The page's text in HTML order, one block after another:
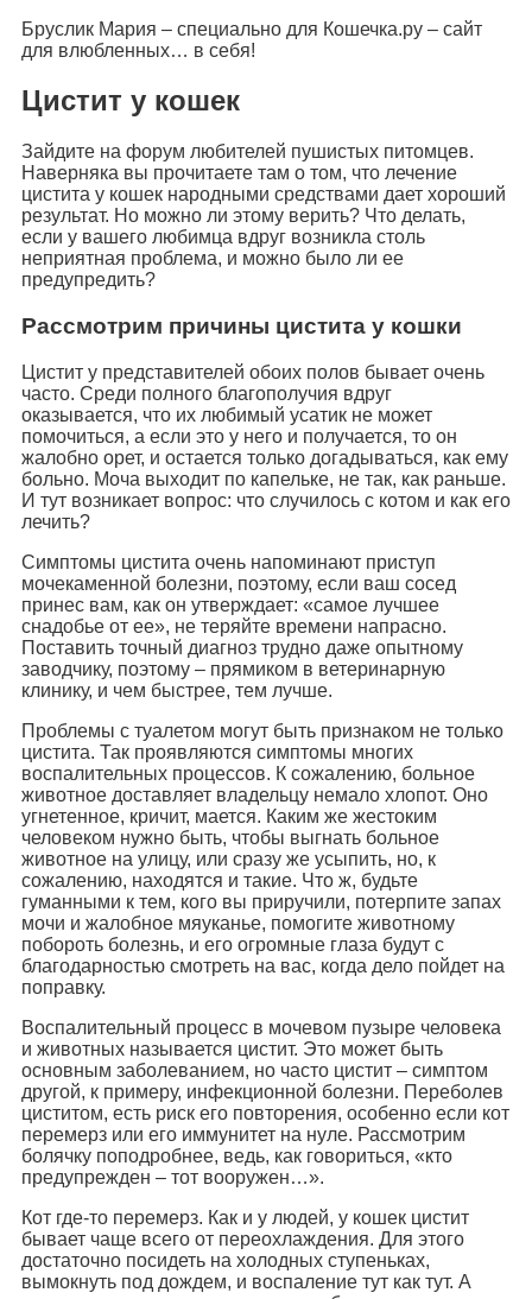
Бруслик Мария – специально для Кошечка.ру – сайт
для влюбленных… в себя!
Цистит у кошек
Зайдите на форум любителей пушистых питомцев.
Наверняка вы прочитаете там о том, что лечение
цистита у кошек народными средствами дает хороший
результат. Но можно ли этому верить? Что делать,
если у вашего любимца вдруг возникла столь
неприятная проблема, и можно было ли ее
предупредить?
Рассмотрим причины цистита у кошки
Цистит у представителей обоих полов бывает очень
часто. Среди полного благополучия вдруг
оказывается, что их любимый усатик не может
помочиться, а если это у него и получается, то он
жалобно орет, и остается только догадываться, как ему
больно. Моча выходит по капельке, не так, как раньше.
И тут возникает вопрос: что случилось с котом и как его
лечить?
Симптомы цистита очень напоминают приступ
мочекаменной болезни, поэтому, если ваш сосед
принес вам, как он утверждает: «самое лучшее
снадобье от ее», не теряйте времени напрасно.
Поставить точный диагноз трудно даже опытному
заводчику, поэтому – прямиком в ветеринарную
клинику, и чем быстрее, тем лучше.
Проблемы с туалетом могут быть признаком не только
цистита. Так проявляются симптомы многих
воспалительных процессов. К сожалению, больное
животное доставляет владельцу немало хлопот. Оно
угнетенное, кричит, мается. Каким же жестоким
человеком нужно быть, чтобы выгнать больное
животное на улицу, или сразу же усыпить, но, к
сожалению, находятся и такие. Что ж, будьте
гуманными к тем, кого вы приручили, потерпите запах
мочи и жалобное мяуканье, помогите животному
побороть болезнь, и его огромные глаза будут с
благодарностью смотреть на вас, когда дело пойдет на
поправку.
Воспалительный процесс в мочевом пузыре человека
и животных называется цистит. Это может быть
основным заболеванием, но часто цистит – симптом
другой, к примеру, инфекционной болезни. Переболев
циститом, есть риск его повторения, особенно если кот
перемерз или его иммунитет на нуле. Рассмотрим
болячку поподробнее, ведь, как говориться, «кто
предупрежден – тот вооружен…».
Кот где-то перемерз. Как и у людей, у кошек цистит
бывает чаще всего от переохлаждения. Для этого
достаточно посидеть на холодных ступеньках,
вымокнуть под дождем, и воспаление тут как тут. А